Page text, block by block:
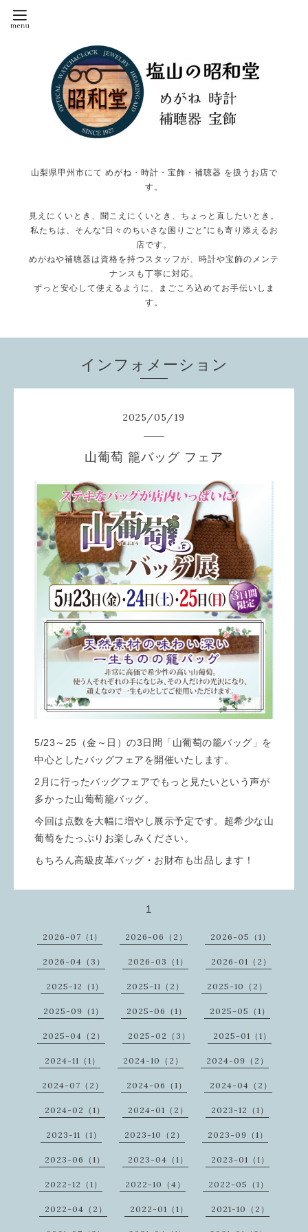
山梨県甲州市にて めがね・時計・宝飾・補聴器 を扱うお店で
す。
見えにくいとき、聞こえにくいとき、ちょっと直したいとき。
私たちは、そんな“日々のちいさな困りごと”にも寄り添えるお
店です。
めがねや補聴器は資格を持つスタッフが、時計や宝飾のメンテ
ナンスも丁寧に対応。
ずっと安心して使えるように、まごころ込めてお手伝いしま
す。
インフォメーション
2025 /05 /19
山葡萄 籠バッグ フェア
5/23～25（金～日）の3日間「山葡萄の籠バッグ」を
中心としたバッグフェアを開催いたします。
2月に行ったバッグフェアでもっと見たいという声が
多かった山葡萄籠バッグ。
今回は点数を大幅に増やし展示予定です。超希少な山
葡萄をたっぷりお楽しみください。
もちろん高級皮革バッグ・お財布も出品します！
1
2026-07（1） 2026-06（2） 2026-05（1）
2026-04（3） 2026-03（1） 2026-01（2）
2025-12（1） 2025-11（2） 2025-10（2）
2025-09（1） 2025-06（1） 2025-05（1）
2025-04（2） 2025-02（3） 2025-01（1）
2024-11（1） 2024-10（2） 2024-09（2）
2024-07（2） 2024-06（1） 2024-04（2）
2024-02（1） 2024-01（2） 2023-12（1）
2023-11（1） 2023-10（2） 2023-09（1）
2023-06（1） 2023-04（1） 2023-01（1）
2022-12（1） 2022-10（4） 2022-05（1）
2022-04（2） 2022-01（1） 2021-10（2）